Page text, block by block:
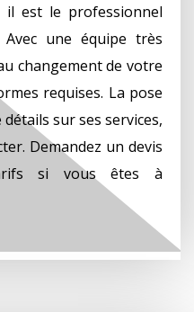
est le professionnel
une équipe très
changement de votre
requises. La pose
sur ses services,
Demandez un devis
si vous êtes à